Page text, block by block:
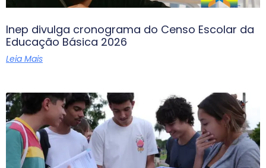
Inep divulga cronograma do Censo Escolar da
Educação Básica 2026
Leia Mais